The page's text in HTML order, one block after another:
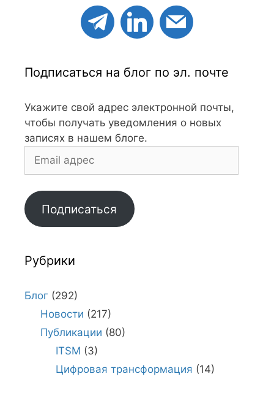
Подписаться на блог по эл. почте
Укажите свой адрес электронной почты,
чтобы получать уведомления о новых
записях в нашем блоге.
Email
Подписаться
Рубрики
Блог (292)
Новости (217)
Публикации (80)
ITSM (3)
Цифровая трансформация (14)